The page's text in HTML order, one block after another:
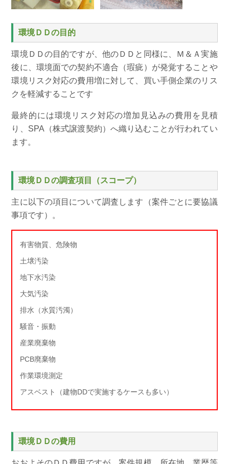
環境ＤＤの目的
環境ＤＤの目的ですが、他のＤＤと同様に、Ｍ＆Ａ実施
後に、環境面での契約不適合（瑕疵）が発覚することや
環境リスク対応の費用増に対して、買い手側企業のリス
クを軽減することです
最終的には環境リスク対応の増加見込みの費用を見積
り、SPA（株式譲渡契約）へ織り込むことが行われてい
ます。
環境ＤＤの調査項目（スコープ）
主に以下の項目について調査します（案件ごとに要協議
事項です）。
有害物質、危険物
土壌汚染
地下水汚染
大気汚染
排水（水質汚濁）
騒音・振動
産業廃棄物
PCB廃棄物
作業環境測定
アスベスト（建物DDで実施するケースも多い）
環境ＤＤの費用